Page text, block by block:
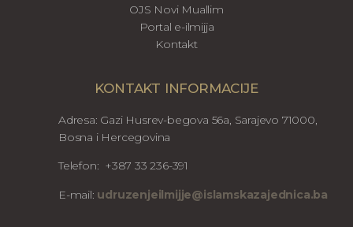
OJS Novi Muallim
Portal e-ilmijja
Kontakt
KONTAKT INFORMACIJE
Adresa: Gazi Husrev-begova 56a, Sarajevo 71000,
Bosna i Hercegovina
Telefon: +387 33 236-391
E-mail: udruzenjeilmijje@islamskazajednica.ba